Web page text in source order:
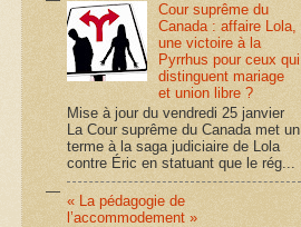
Cour suprême du
Canada : affaire Lola,
une victoire à la
Pyrrhus pour ceux qui
distinguent mariage
et union libre ?
Mise à jour du vendredi 25 janvier
La Cour suprême du Canada met un
terme à la saga judiciaire de Lola
contre Éric en statuant que le rég...
« La pédagogie de
l’accommodement »